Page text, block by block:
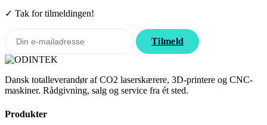
✓ Tak for tilmeldingen!
Tilmeld
Dansk totalleverandør af CO2 laserskærere, 3D-printere og CNC-
maskiner. Rådgivning, salg og service fra ét sted.
Produkter